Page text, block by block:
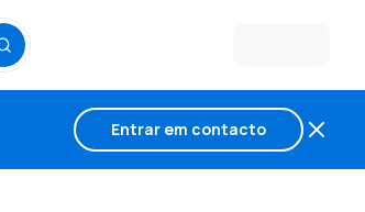
Entrar em contacto